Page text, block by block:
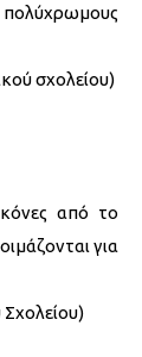
σχολείου)
από το
για